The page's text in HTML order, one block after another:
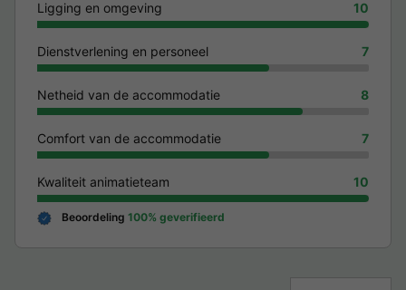
Ligging en omgeving 10
Dienstverlening en personeel 7
Netheid van de accommodatie 8
Comfort van de accommodatie 7
Kwaliteit animatieteam 10
Beoordeling 100% geverifieerd